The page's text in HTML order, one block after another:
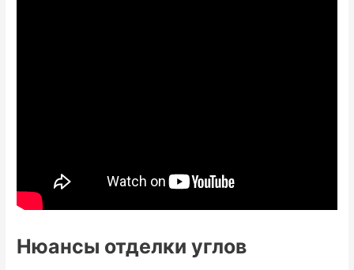
Нюансы отделки углов